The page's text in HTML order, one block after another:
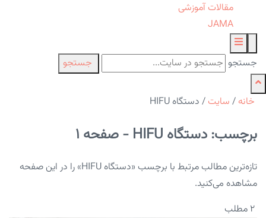
مقالات آموزشی
JAMA
جستجو جستجو
خانه / سایت / دستگاه HIFU
برچسب: دستگاه HIFU - صفحه 1
تازه‌ترین مطالب مرتبط با برچسب «دستگاه HIFU» را در این صفحه
مشاهده می‌کنید.
۲ مطلب